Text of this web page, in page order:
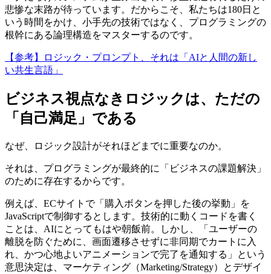
悲惨な末路が待っています。だからこそ、私たちは180日と
いう時間をかけ、小手先の技術ではなく、プログラミングの
根幹にある論理構造をマスターするのです。
【参考】ロジック・プロンプト、それは「AIと人間の新し
い共生言語」
ビジネス視点なきロジックは、ただの
「自己満足」である
なぜ、ロジック設計がそれほどまでに重要なのか。
それは、プログラミングが最終的に「ビジネスの課題解決」
のために存在するからです。
例えば、ECサイトで「購入ボタンを押した後の挙動」を
JavaScriptで制御するとします。技術的に動くコードを書く
ことは、AIにとってもはや朝飯前。しかし、「ユーザーの
離脱を防ぐために、画面遷移させずに非同期でカートに入
れ、かつ心地よいアニメーションで完了を通知する」という
意思決定は、マーケティング（Marketing/Strategy）とデザイ